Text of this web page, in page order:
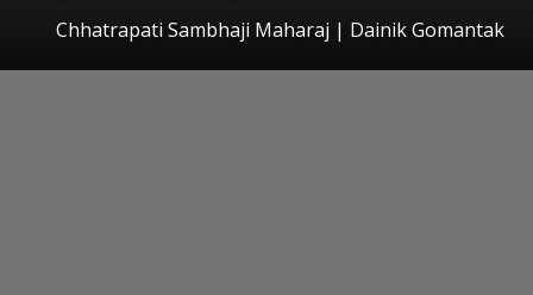
Chhatrapati Sambhaji Maharaj | Dainik Gomantak